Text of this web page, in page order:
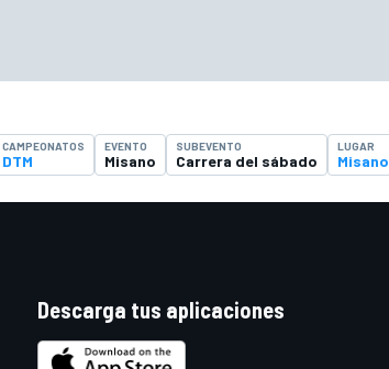
CAMPEONATOS
DTM
EVENTO
Misano
SUBEVENTO
Carrera del sábado
LUGAR
Misano
Descarga tus aplicaciones